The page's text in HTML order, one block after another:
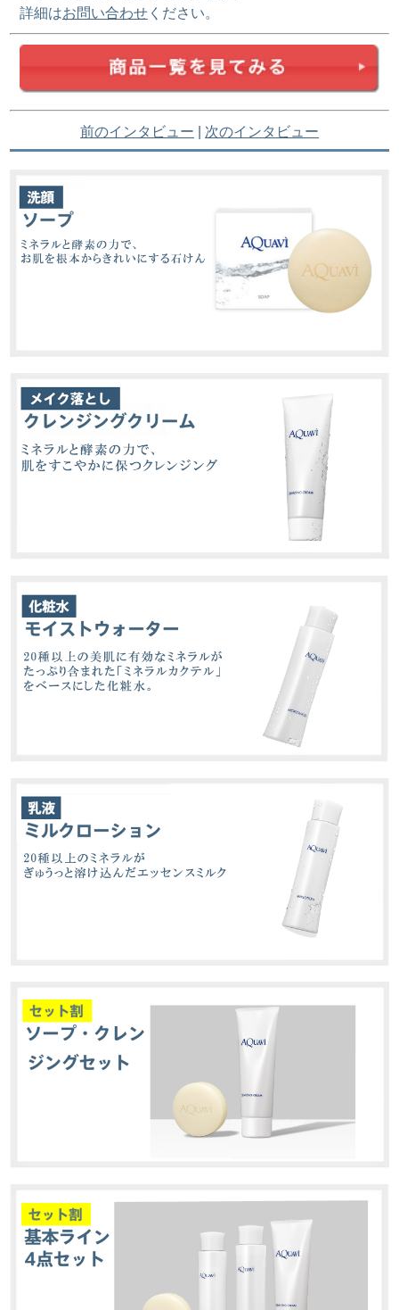
詳細はお問い合わせください。
前のインタビュー 次のインタビュー